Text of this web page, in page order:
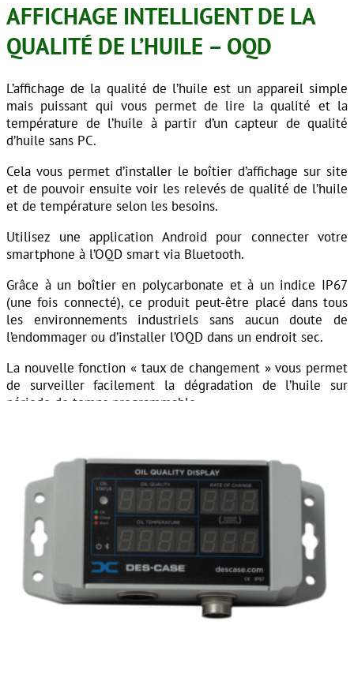
AFFICHAGE INTELLIGENT DE LA
QUALITÉ DE L’HUILE – OQD
L’affichage de la qualité de l’huile est un appareil simple
mais puissant qui vous permet de lire la qualité et la
température de l’huile à partir d’un capteur de qualité
d’huile sans PC.
Cela vous permet d’installer le boîtier d’affichage sur site
et de pouvoir ensuite voir les relevés de qualité de l’huile
et de température selon les besoins.
Utilisez une application Android pour connecter votre
smartphone à l’OQD smart via Bluetooth.
Grâce à un boîtier en polycarbonate et à un indice IP67
(une fois connecté), ce produit peut-être placé dans tous
les environnements industriels sans aucun doute de
l’endommager ou d’installer l’OQD dans un endroit sec.
La nouvelle fonction « taux de changement » vous permet
de surveiller facilement la dégradation de l’huile sur
période de temps programmable.